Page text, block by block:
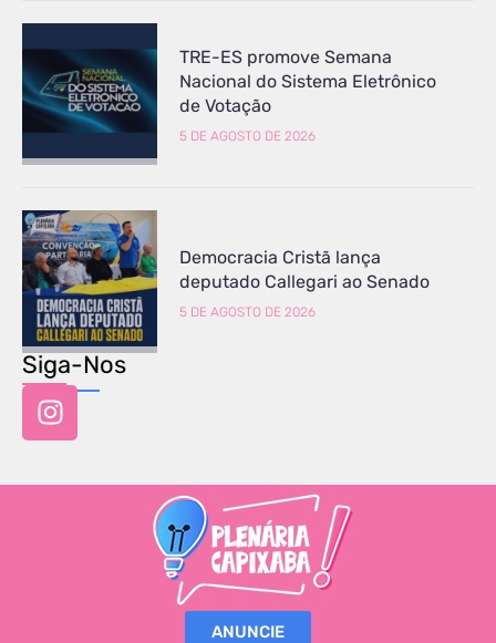
TRE-ES promove Semana
Nacional do Sistema Eletrônico
de Votação
5 DE AGOSTO DE 2026
Democracia Cristã lança
deputado Callegari ao Senado
5 DE AGOSTO DE 2026
Siga-Nos
ANUNCIE